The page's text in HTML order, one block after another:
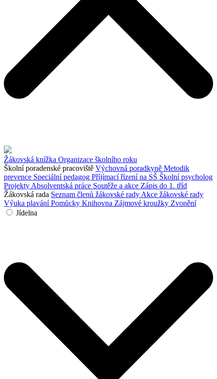
Žákovská knížka Organizace školního roku
Školní poradenské pracoviště Výchovná poradkyně Metodik
prevence Speciální pedagog Příjímací řízení na SŠ Školní psycholog
Projekty Absolventská práce Soutěže a akce Zápis do 1. tříd
Žákovská rada Seznam členů žákovské rady Akce žákovské rady
Výuka plaváníPomůcky Knihovna Zájmové kroužky Zvonění
Jídelna